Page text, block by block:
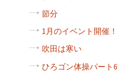
節分
1月のイベント開催！
吹田は寒い
ひろゴン体操パート6